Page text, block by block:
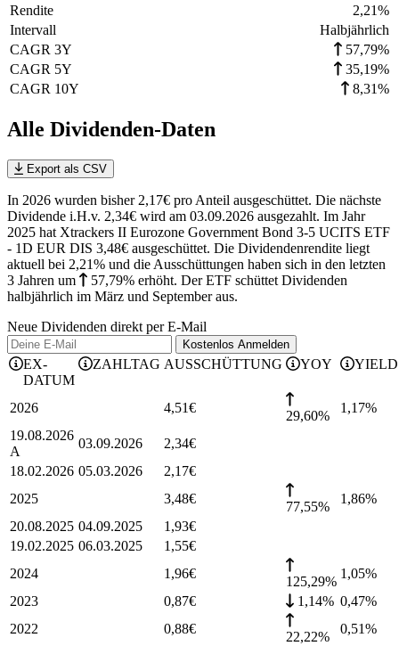
Rendite
2,21%
Intervall
Halbjährlich
CAGR 3Y
57,79%
CAGR 5Y
35,19%
CAGR 10Y
8,31%
Alle Dividenden-Daten
Export als CSV
In 2026 wurden bisher 2,17€ pro Anteil ausgeschüttet. Die nächste
Dividende i.H.v. 2,34€ wird am 03.09.2026 ausgezahlt. Im Jahr
2025 hat Xtrackers II Eurozone Government Bond 3-5 UCITS ETF
- 1D EUR DIS 3,48€ ausgeschüttet. Die Dividendenrendite liegt
aktuell bei 2,21% und die Ausschüttungen haben sich in den letzten
3 Jahren um 57,79% erhöht. Der ETF schüttet Dividenden
halbjährlich im März und September aus.
Neue Dividenden direkt per E-Mail
Kostenlos Anmelden
EX-
DATUM
ZAHLTAG AUSSCHÜTTUNG YOY YIELD
2026 4,51€
29,60%
1,17%
19.08.2026
A
03.09.2026 2,34€
18.02.2026 05.03.2026 2,17€
2025
3,48€
77,55%
1,86%
20.08.2025 04.09.2025 1,93€
19.02.2025 06.03.2025 1,55€
2024
1,96€
125,29%
1,05%
2023
0,87€ 1,14% 0,47%
2022
0,88€
22,22%
0,51%